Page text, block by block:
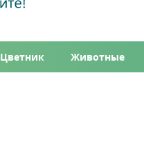
Цветник Животные